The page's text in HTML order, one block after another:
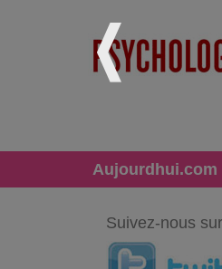
Aujourdhui.com
Suivez-nous sur